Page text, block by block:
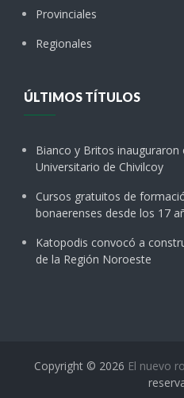
Provinciales
Regionales
ÚLTIMOS TÍTULOS
Bianco y Britos inauguraron
Universitario de Chivilcoy
Cursos gratuitos de
bonaerenses desde los 17
Katopodis convocó a
de la Región Noroeste
Copyright © 2026 El nuevo